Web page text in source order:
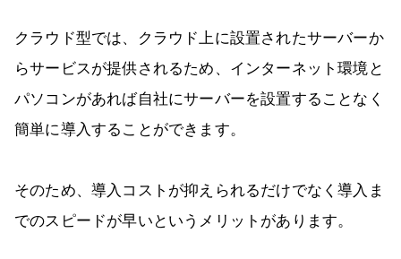
クラウド型では、クラウド上に設置されたサーバーか
らサービスが提供されるため、インターネット環境と
パソコンがあれば自社にサーバーを設置することなく
簡単に導入することができます。
そのため、導入コストが抑えられるだけでなく導入ま
でのスピードが早いというメリットがあります。